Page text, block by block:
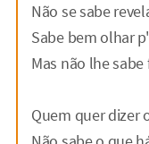
Não se sabe
Sabe bem olhar
Mas não lhe sabe
Quem quer dizer